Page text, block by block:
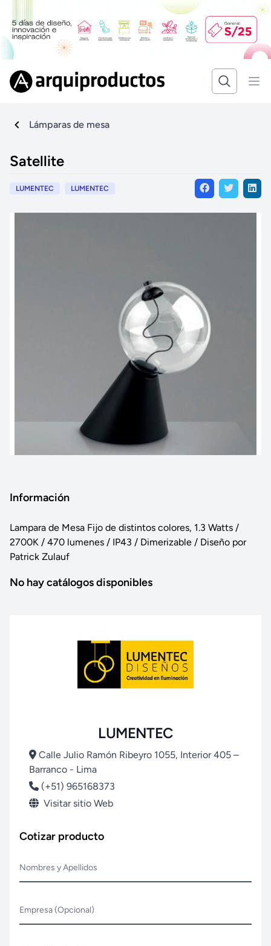
Lámparas de mesa
Satellite
LUMENTEC LUMENTEC
Información
Lampara de Mesa Fijo de distintos colores, 1.3 Watts /
2700K / 470 lumenes / IP43 / Dimerizable / Diseño por
Patrick Zulauf
No hay catálogos disponibles
LUMENTEC
Calle Julio Ramón Ribeyro 1055, Interior 405 –
Barranco - Lima
(+51) 965168373
Visitar sitio Web
Cotizar producto
Nombres y Apellidos
Empresa (Opcional)